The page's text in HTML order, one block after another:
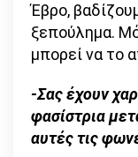
Έβρο,
ξεπούλημα.
μπορεί να το
-Σας έχουν
φασίστρια
αυτές τις